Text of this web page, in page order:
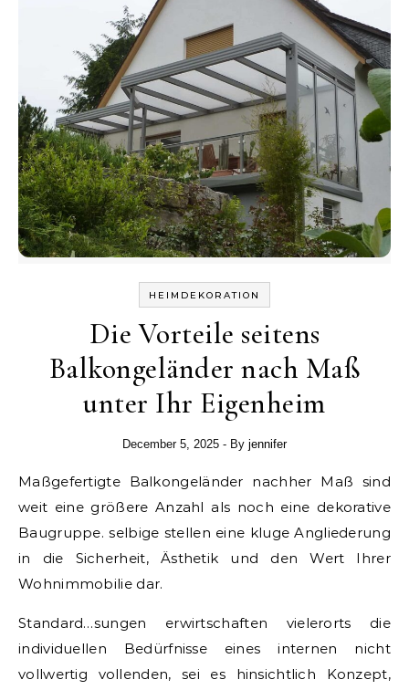
HEIMDEKORATION
Die Vorteile seitens
Balkongeländer nach Maß
unter Ihr Eigenheim
December 5, 2025 - By jennifer
Maßgefertigte Balkongeländer nachher Maß sind
weit eine größere Anzahl als noch eine dekorative
Baugruppe. selbige stellen eine kluge Angliederung
in die Sicherheit, Ästhetik und den Wert Ihrer
Wohnimmobilie dar.
Standard…sungen erwirtschaften vielerorts die
individuellen Bedürfnisse eines internen nicht
vollwertig vollenden, sei es hinsichtlich Konzept,